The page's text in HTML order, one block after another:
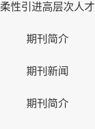
柔性引进高层次人才
期刊简介
期刊新闻
期刊简介